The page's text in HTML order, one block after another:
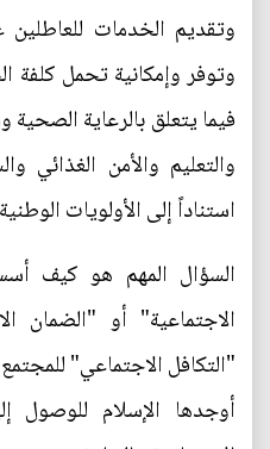
وتقديم الخدمات للعاطلين
وتوفر وإمكانية تحمل كلفة
فيما يتعلق بالرعاية
والتعليم والأمن
استناداً إلى الأولويات
السؤال المهم هو كيف
الاجتماعية" أو "الضمان
"التكافل الاجتماعي"
أوجدها الإسلام للوصول